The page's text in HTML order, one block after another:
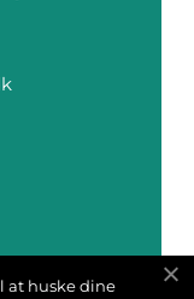
at huske dine